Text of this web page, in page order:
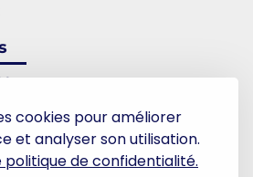
cookies pour améliorer
et analyser son utilisation.
de confidentialité.